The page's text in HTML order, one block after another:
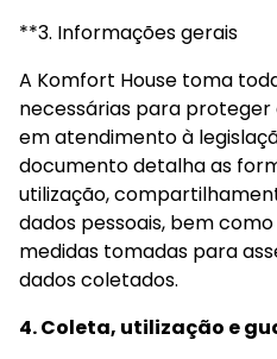
**3. Informações gerais
A Komfort House toma
necessárias para proteger
em atendimento à
documento detalha as
utilização,
dados pessoais, bem
medidas tomadas para
dados coletados.
4. Coleta, utilização e